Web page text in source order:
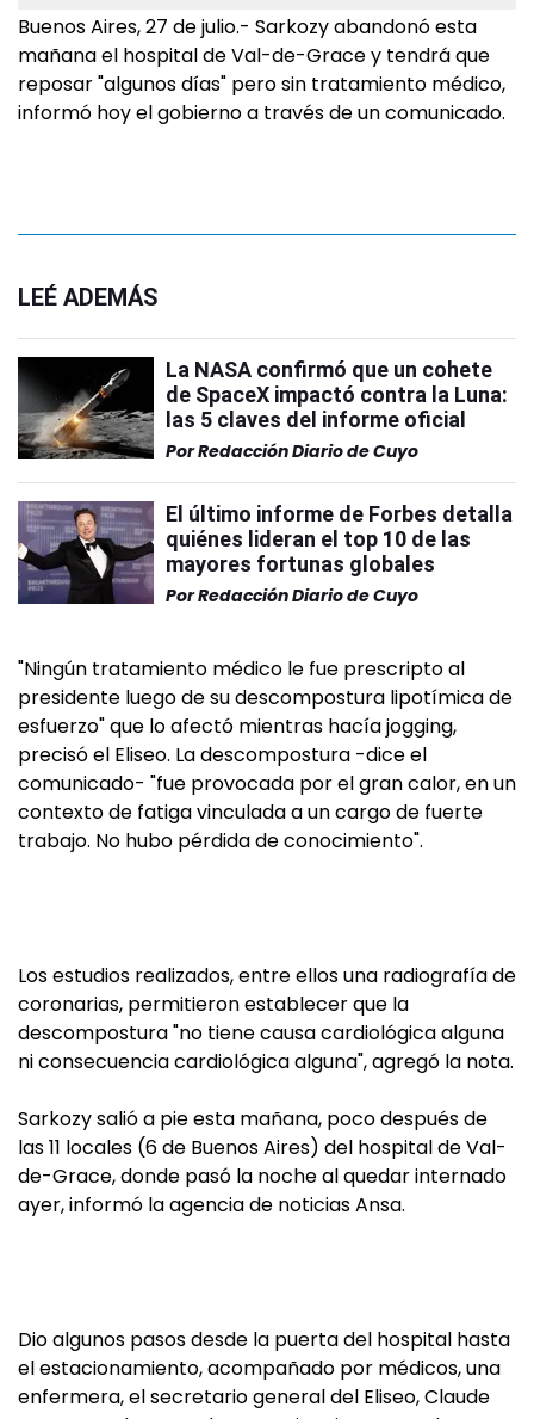
Buenos Aires, 27 de julio.- Sarkozy abandonó esta
mañana el hospital de Val-de-Grace y tendrá que
reposar "algunos días" pero sin tratamiento médico,
informó hoy el gobierno a través de un comunicado.
LEÉ ADEMÁS
La NASA confirmó que un cohete
de SpaceX impactó contra la Luna:
las 5 claves del informe oficial
PorRedacción Diario de Cuyo
El último informe de Forbes detalla
quiénes lideran el top 10 de las
mayores fortunas globales
PorRedacción Diario de Cuyo
"Ningún tratamiento médico le fue prescripto al
presidente luego de su descompostura lipotímica de
esfuerzo" que lo afectó mientras hacía jogging,
precisó el Eliseo. La descompostura -dice el
comunicado- "fue provocada por el gran calor, en un
contexto de fatiga vinculada a un cargo de fuerte
trabajo. No hubo pérdida de conocimiento".
Los estudios realizados, entre ellos una radiografía de
coronarias, permitieron establecer que la
descompostura "no tiene causa cardiológica alguna
ni consecuencia cardiológica alguna", agregó la nota.
Sarkozy salió a pie esta mañana, poco después de
las 11 locales (6 de Buenos Aires) del hospital de Val-
de-Grace, donde pasó la noche al quedar internado
ayer, informó la agencia de noticias Ansa.
Dio algunos pasos desde la puerta del hospital hasta
el estacionamiento, acompañado por médicos, una
enfermera, el secretario general del Eliseo, Claude